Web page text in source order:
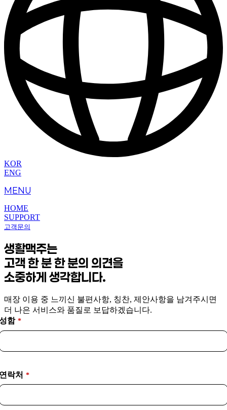
KOR
ENG
MENU
HOME
SUPPORT
고객문의
생활맥주는
고객 한 분 한 분의 의견을
소중하게 생각합니다.
매장 이용 중 느끼신 불편사항, 칭찬, 제안사항을 남겨주시면
더 나은 서비스와 품질로 보답하겠습니다.
함 *
락처 *